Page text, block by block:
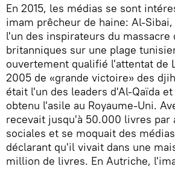
En 2015, les médias se sont
imam prêcheur de haine: Al-
l'un des inspirateurs du massacre
britanniques sur une plage
ouvertement qualifié l'attentat de
2005 de «grande victoire» des
était l'un des leaders d'Al-Qaïda
obtenu l'asile au Royaume-Uni.
recevait jusqu'à 50.000 livres par
sociales et se moquait des
déclarant qu'il vivait dans une
million de livres. En Autriche,